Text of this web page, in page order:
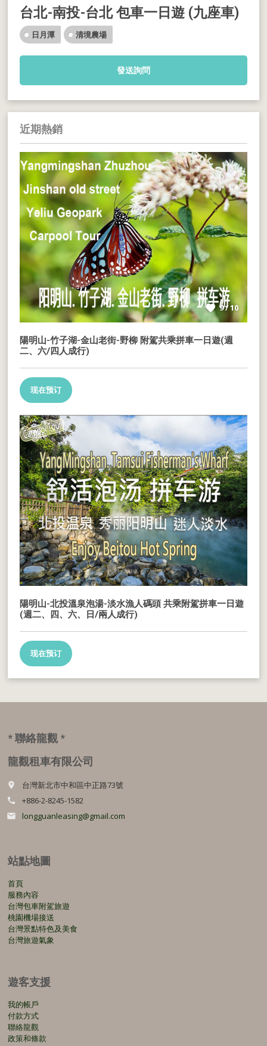
台北-南投-台北 包車一日遊 (九座車)
日月潭 清境農場
發送詢問
近期熱銷
9 / 10
陽明山-竹子湖-金山老街-野柳 附駕共乘拼車一日遊(週
二、六/四人成行)
现在预订
陽明山-北投溫泉泡湯-淡水漁人碼頭 共乘附駕拼車一日遊
(週二、四、六、日/兩人成行)
现在预订
* 聯絡龍觀 *
龍觀租車有限公司
place 台灣新北市中和區中正路73號
call +886-2-8245-1582
email longguanleasing@gmail.com
站點地圖
首頁
服務內容
台灣包車附駕旅遊
桃園機場接送
台灣景點特色及美食
台灣旅遊氣象
遊客支援
我的帳戶
付款方式
聯絡龍觀
政策和條款